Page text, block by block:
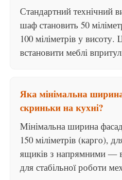
Стандартний технічний
шаф становить 50
100 міліметрів у висоту.
встановити меблі
Яка мінімальна
скриньки на кухні?
Мінімальна ширина
150 міліметрів (карго),
ящиків з напрямними —
для стабільної роботи